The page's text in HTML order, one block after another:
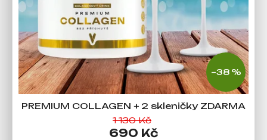
–38 %
PREMIUM COLLAGEN + 2 skleničky ZDARMA
1 130 Kč
690 Kč